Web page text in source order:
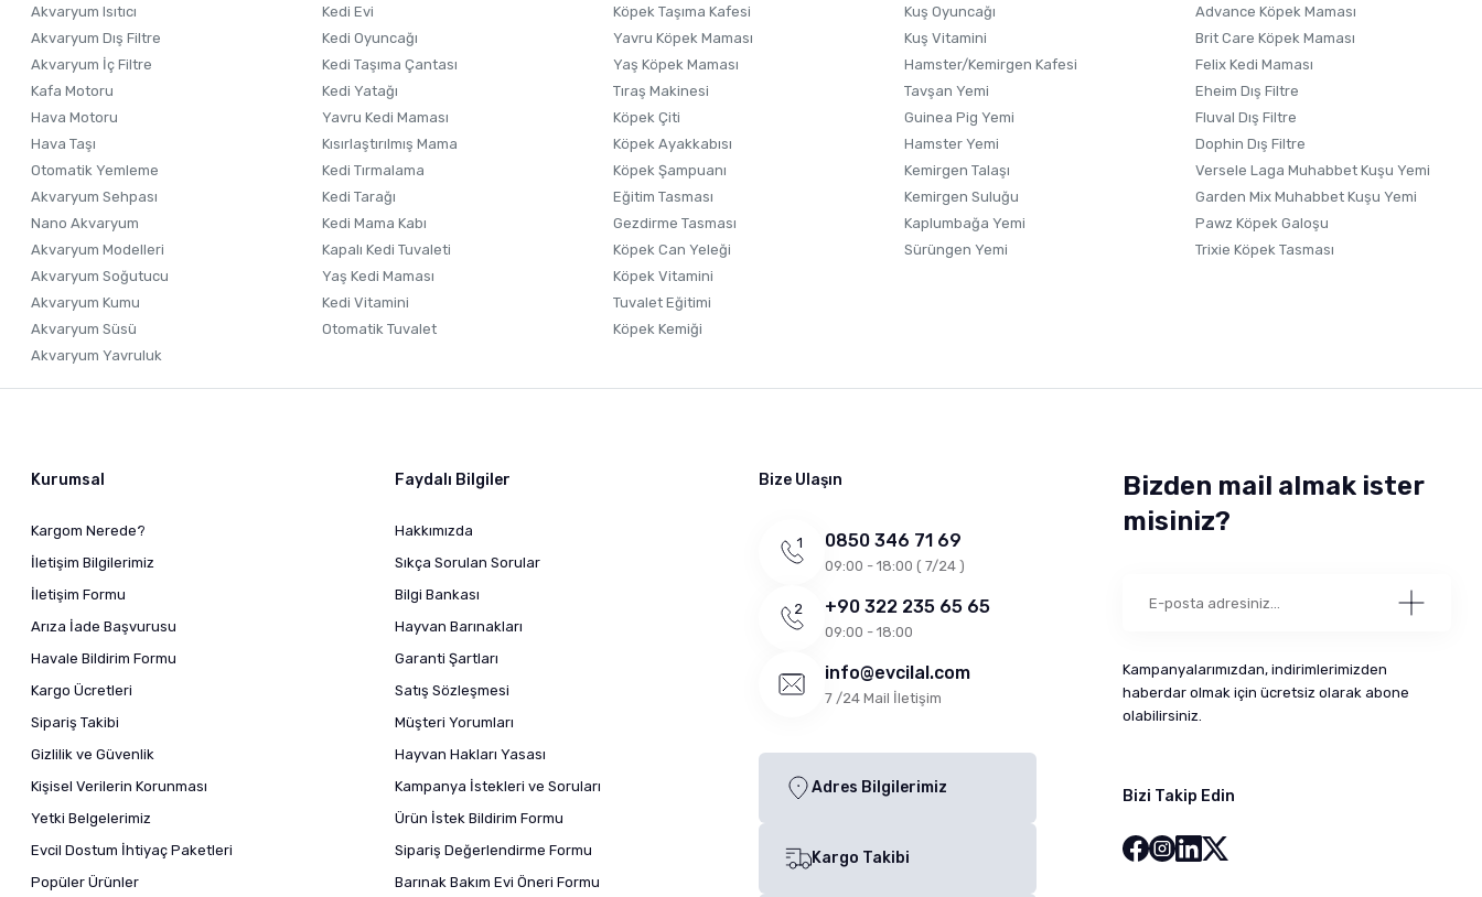
Bu ürüne benzer farklı alternatifler olmalı.
Gönder
Akvaryum Isıtıcı
Akvaryum Dış Filtre
Akvaryum İç Filtre
Kafa Motoru
Hava Motoru
Hava Taşı
Otomatik Yemleme
Akvaryum Sehpası
Nano Akvaryum
Akvaryum Modelleri
Akvaryum Soğutucu
Akvaryum Kumu
Akvaryum Süsü
Akvaryum Yavruluk
Kedi Evi
Kedi Oyuncağı
Kedi Taşıma Çantası
Kedi Yatağı
Yavru Kedi Maması
Kısırlaştırılmış Mama
Kedi Tırmalama
Kedi Tarağı
Kedi Mama Kabı
Kapalı Kedi Tuvaleti
Yaş Kedi Maması
Kedi Vitamini
Otomatik Tuvalet
Köpek Taşıma Kafesi
Yavru Köpek Maması
Yaş Köpek Maması
Tıraş Makinesi
Köpek Çiti
Köpek Ayakkabısı
Köpek Şampuanı
Eğitim Tasması
Gezdirme Tasması
Köpek Can Yeleği
Köpek Vitamini
Tuvalet Eğitimi
Köpek Kemiği
Kuş Oyuncağı
Kuş Vitamini
Hamster/Kemirgen Kafesi
Tavşan Yemi
Guinea Pig Yemi
Hamster Yemi
Kemirgen Talaşı
Kemirgen Suluğu
Kaplumbağa Yemi
Sürüngen Yemi
Advance Köpek Maması
Brit Care Köpek Maması
Felix Kedi Maması
Eheim Dış Filtre
Fluval Dış Filtre
Dophin Dış Filtre
Versele Laga Muhabbet Kuşu Yemi
Garden Mix Muhabbet Kuşu Yemi
Pawz Köpek Galoşu
Trixie Köpek Tasması
Kurumsal
Kargom Nerede?
İletişim Bilgilerimiz
İletişim Formu
Arıza İade Başvurusu
Havale Bildirim Formu
Kargo Ücretleri
Sipariş Takibi
Gizlilik ve Güvenlik
Kişisel Verilerin Korunması
Yetki Belgelerimiz
Evcil Dostum İhtiyaç Paketleri
Popüler Ürünler
Faydalı Bilgiler
Hakkımızda
Sıkça Sorulan Sorular
Bilgi Bankası
Hayvan Barınakları
Garanti Şartları
Satış Sözleşmesi
Müşteri Yorumları
Hayvan Hakları Yasası
Kampanya İstekleri ve Soruları
Ürün İstek Bildirim Formu
Sipariş Değerlendirme Formu
Barınak Bakım Evi Öneri Formu
Bize Ulaşın
0850 346 71 69
09:00 - 18:00 ( 7/24 )
+90 322 235 65 65
09:00 - 18:00
info@evcilal.com
7 /24 Mail İletişim
Adres Bilgilerimiz
Kargo Takibi
Bizden mail almak ister
misiniz?
Kampanyalarımızdan, indirimlerimizden
haberdar olmak için ücretsiz olarak abone
olabilirsiniz.
Bizi Takip Edin